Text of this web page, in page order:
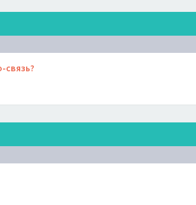
связь?